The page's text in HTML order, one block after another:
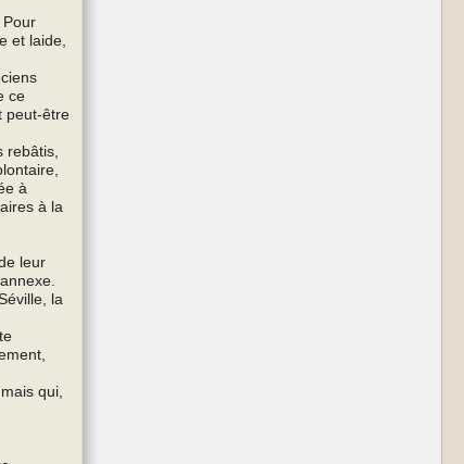
Pour
et laide,
ce
peut-être
à
à la
leur
la
qui,